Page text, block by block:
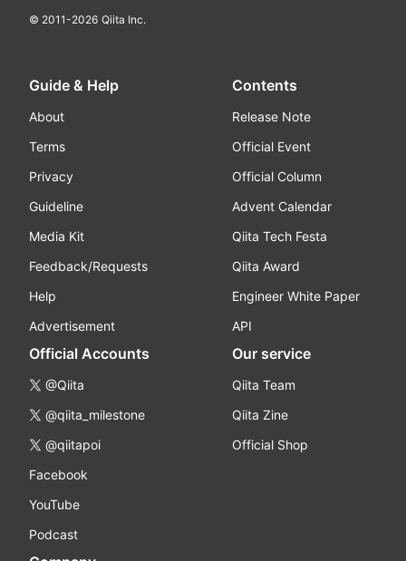
© 2011-2026 Qiita Inc.
Guide & Help
About
Terms
Privacy
Guideline
Media Kit
Feedback/Requests
Help
Advertisement
Contents
Release Note
Official Event
Official Column
Advent Calendar
Qiita Tech Festa
Qiita Award
Engineer White Paper
API
Official Accounts
@Qiita
@qiita_milestone
@qiitapoi
Facebook
YouTube
Podcast
Our service
Qiita Team
Qiita Zine
Official Shop